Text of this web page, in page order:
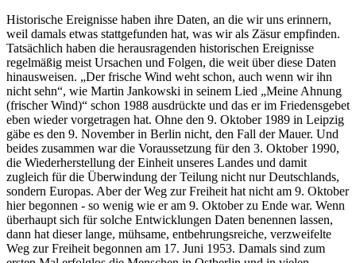
Historische Ereignisse haben ihre Daten, an die wir uns erinnern,
weil damals etwas stattgefunden hat, was wir als Zäsur empfinden.
Tatsächlich haben die herausragenden historischen Ereignisse
regelmäßig meist Ursachen und Folgen, die weit über diese Daten
hinausweisen. „Der frische Wind weht schon, auch wenn wir ihn
nicht sehn“, wie Martin Jankowski in seinem Lied „Meine Ahnung
(frischer Wind)“ schon 1988 ausdrückte und das er im Friedensgebet
eben wieder vorgetragen hat. Ohne den 9. Oktober 1989 in Leipzig
gäbe es den 9. November in Berlin nicht, den Fall der Mauer. Und
beides zusammen war die Voraussetzung für den 3. Oktober 1990,
die Wiederherstellung der Einheit unseres Landes und damit
zugleich für die Überwindung der Teilung nicht nur Deutschlands,
sondern Europas. Aber der Weg zur Freiheit hat nicht am 9. Oktober
hier begonnen - so wenig wie er am 9. Oktober zu Ende war. Wenn
überhaupt sich für solche Entwicklungen Daten benennen lassen,
dann hat dieser lange, mühsame, entbehrungsreiche, verzweifelte
Weg zur Freiheit begonnen am 17. Juni 1953. Damals sind zum